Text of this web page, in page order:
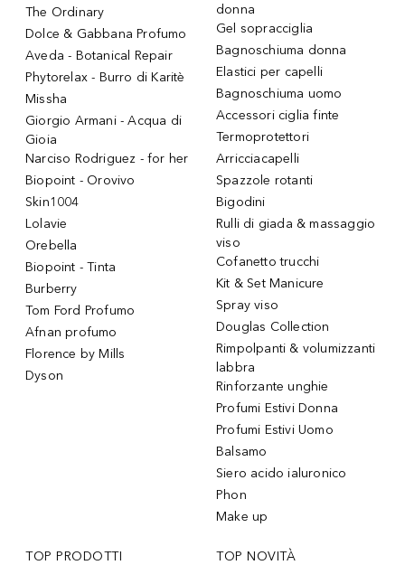
The Ordinary
Dolce & Gabbana Profumo
Aveda - Botanical Repair
Phytorelax - Burro di Karitè
Missha
Giorgio Armani - Acqua di
Gioia
Narciso Rodriguez - for her
Biopoint - Orovivo
Skin1004
Lolavie
Orebella
Biopoint - Tinta
Burberry
Tom Ford Profumo
Afnan profumo
Florence by Mills
Dyson
donna
Gel sopracciglia
Bagnoschiuma donna
Elastici per capelli
Bagnoschiuma uomo
Accessori ciglia finte
Termoprotettori
Arricciacapelli
Spazzole rotanti
Bigodini
Rulli di giada & massaggio
viso
Cofanetto trucchi
Kit & Set Manicure
Spray viso
Douglas Collection
Rimpolpanti & volumizzanti
labbra
Rinforzante unghie
Profumi Estivi Donna
Profumi Estivi Uomo
Balsamo
Siero acido ialuronico
Phon
Make up
TOP PRODOTTI TOP NOVITÀ